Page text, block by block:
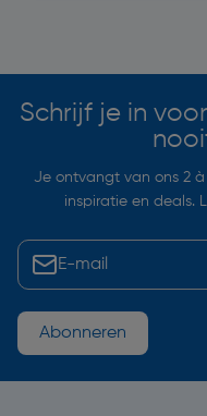
Schrijf je in
Je ontvangt van ons 2
inspiratie en deals.
Abonneren